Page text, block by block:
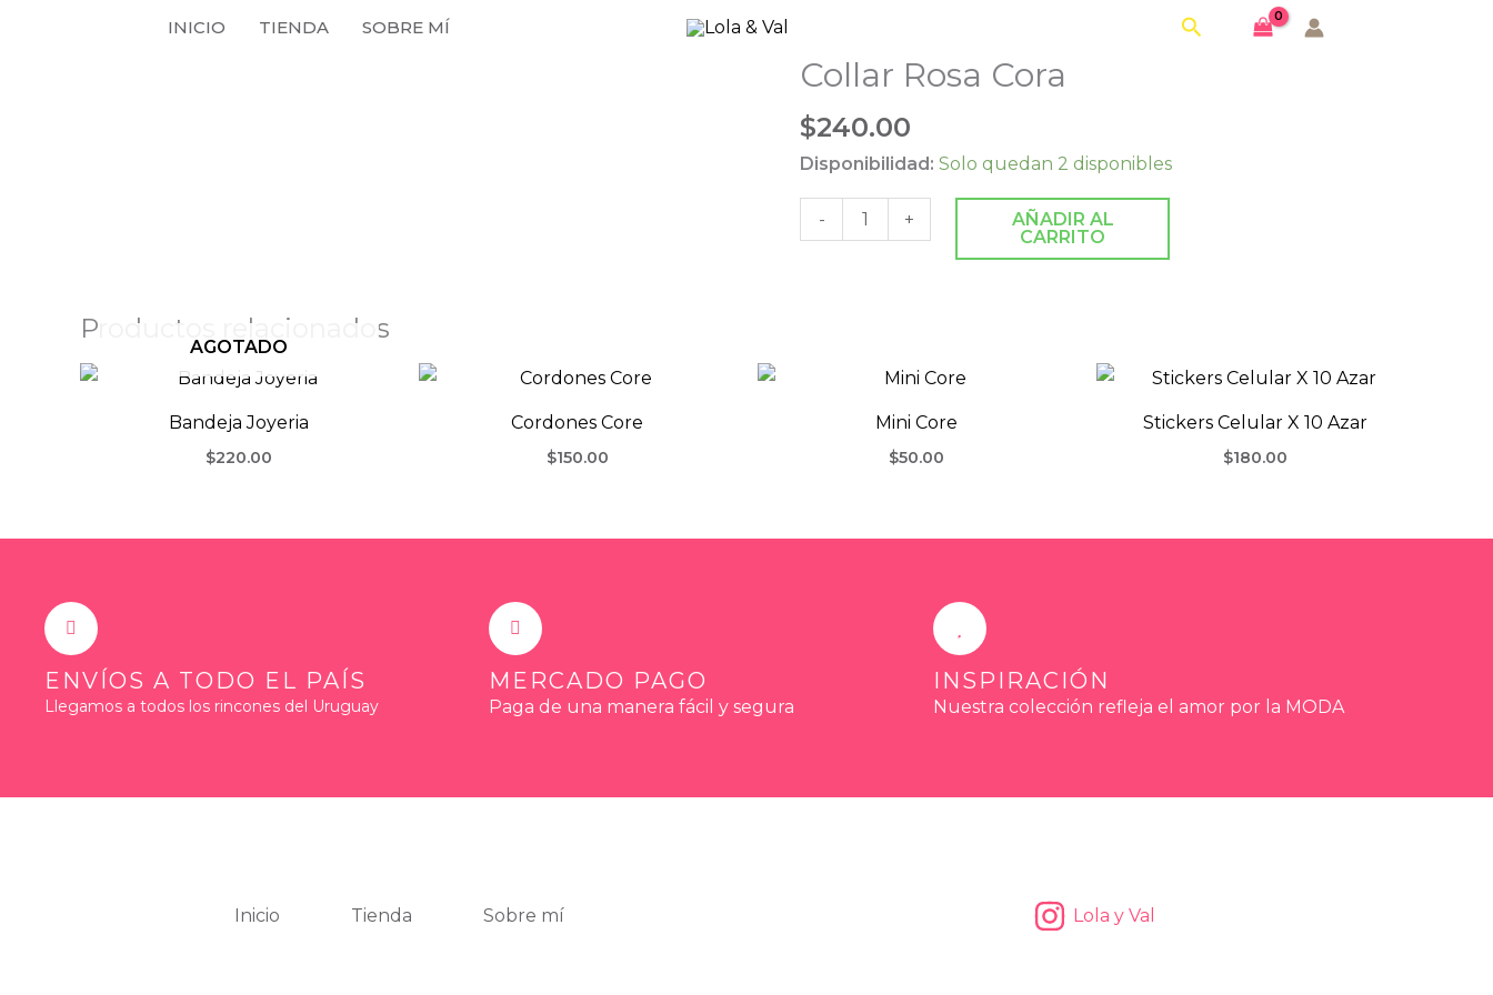
INICIO TIENDA SOBRE MÍ Buscar
Collar Rosa Cora
$240.00
Disponibilidad: Solo quedan 2 disponibles
-
Collar
Cora
cantidad
+
AÑADIR AL
CARRITO
Productos relacionados
AGOTADO
Bandeja Joyeria
$220.00
Cordones Core
$150.00
Mini Core
$50.00
Stickers Celular X 10 Azar
$180.00
ENVÍOS A TODO EL PAÍS
Llegamos a todos los rincones del Uruguay
MERCADO PAGO
Paga de una manera fácil y segura
INSPIRACIÓN
Nuestra colección refleja el amor por la MODA
Inicio Tienda Sobre mí Lola y Val